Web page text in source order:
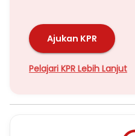
Ajukan KPR
Pelajari KPR Lebih Lanjut